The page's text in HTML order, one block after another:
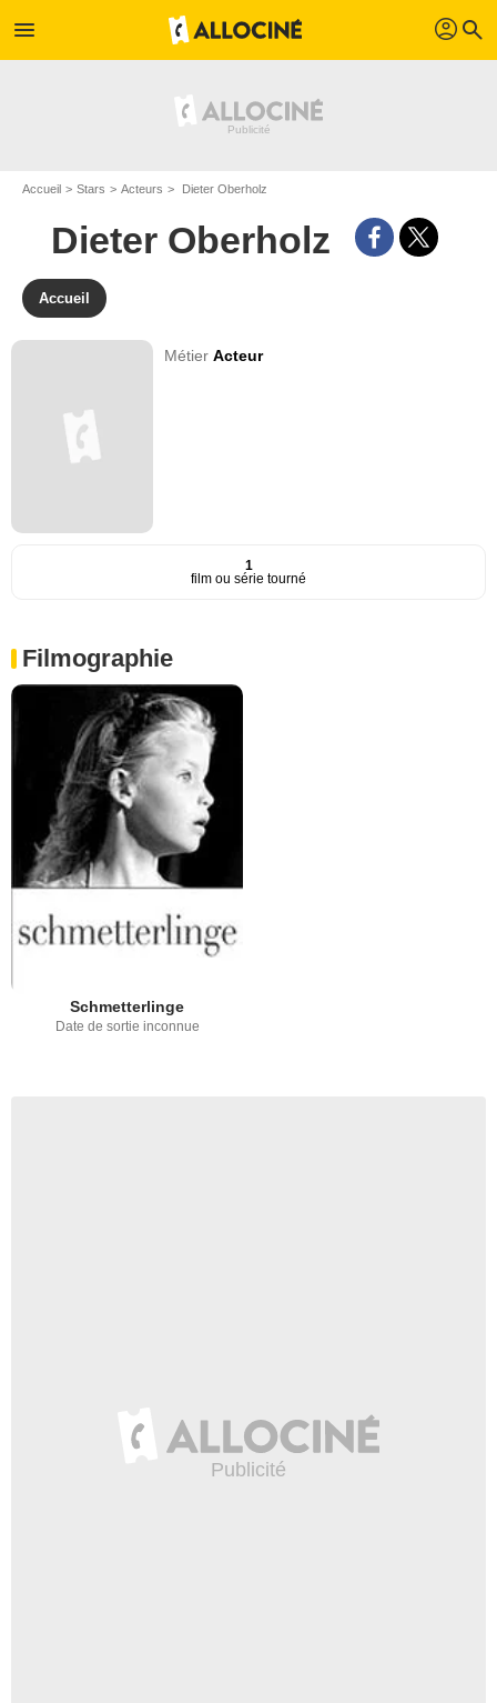
menu profil search
Accueil Stars Acteurs Dieter Oberholz
Dieter Oberholz
Accueil
MétierActeur
1
film ou série tourné
Filmographie
Schmetterlinge
Date de sortie inconnue